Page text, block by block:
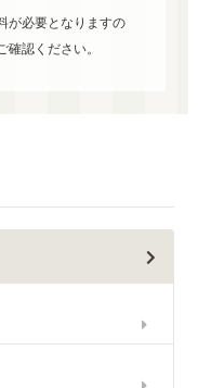
が必要となりますの
認ください。